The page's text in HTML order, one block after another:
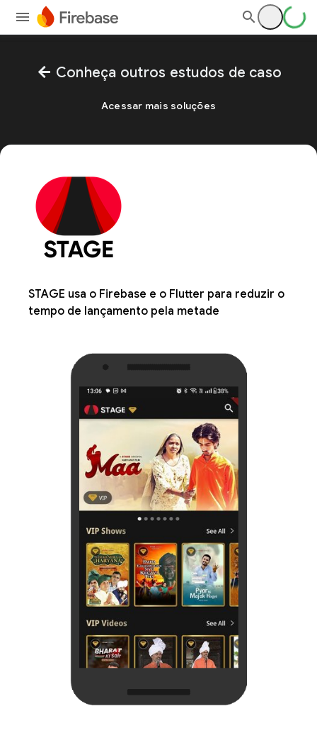
arrow_back Conheça outros estudos de caso
Acessar mais soluções
STAGE usa o Firebase e o Flutter para reduzir o
tempo de lançamento pela metade